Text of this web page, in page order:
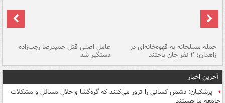
حمله مسلحانه به قهوه‌خانه‌ای در
زاهدان؛ ۲ نفر جان باختند
عامل اصلی قتل حمیدرضا رجب‌زاده
دستگیر شد
آخرین اخبار
پزشکیان: دشمن کسانی را ترور می‌کنند که گره‌گشا و حلال مسائل و مشکلات
جامعه ما هستند